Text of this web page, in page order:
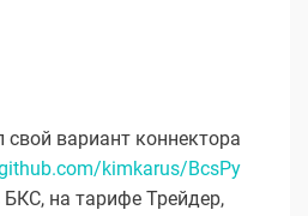
вариант коннектора
kimkarus/BcsPy
на тарифе Трейдер,